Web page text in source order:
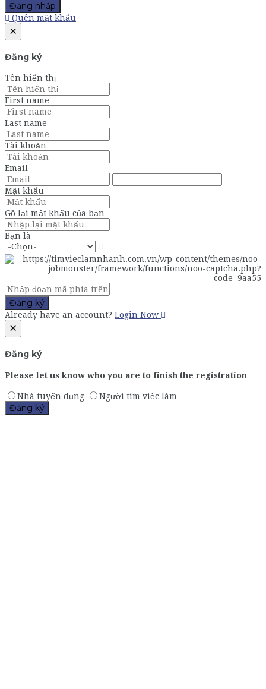
Đăng nhập
Quên mật khẩu
×
Đăng ký
Tên hiển thị
First name
Last name
Tài khoản
Email
Mật khẩu
Gõ lại mật khẩu của bạn
Bạn là
Đăng ký
Already have an account? Login Now
×
Đăng ký
Please let us know who you are to finish the registration
Nhà tuyển dụng Người tìm việc làm
Đăng ký